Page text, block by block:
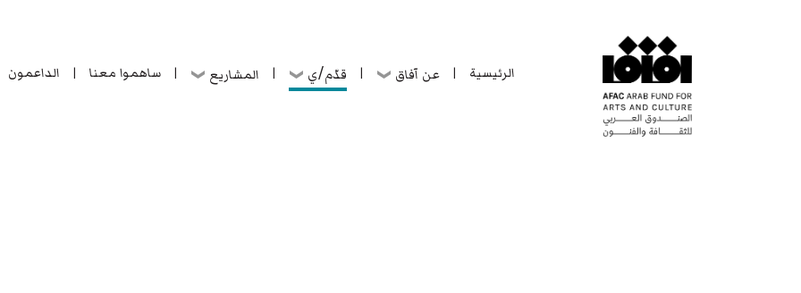
الرئيسية | عن آفاق | قدّم/ي | المشاريع | ساهموا معنا | الداعمون